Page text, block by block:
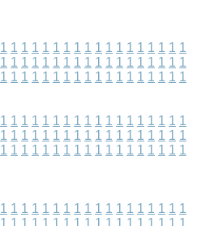
1 1 1 1 1 1 1 1 1 1 1 1 1 1 1 1 1 1
1 1 1 1 1 1 1 1 1 1 1 1 1 1 1 1 1 1
1 1 1 1 1 1 1 1 1 1 1 1 1 1 1 1 1 1
1 1 1 1 1 1 1 1 1 1 1 1 1 1 1 1 1 1
1 1 1 1 1 1 1 1 1 1 1 1 1 1 1 1 1 1
1 1 1 1 1 1 1 1 1 1 1 1 1 1 1 1 1 1
1 1 1 1 1 1 1 1 1 1 1 1 1 1 1 1 1 1
1 1 1 1 1 1 1 1 1 1 1 1 1 1 1 1 1 1